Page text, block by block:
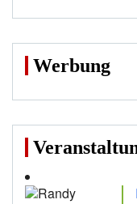
Werbung